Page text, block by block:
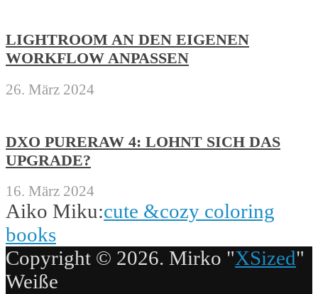
LIGHTROOM AN DEN EIGENEN
WORKFLOW ANPASSEN
26. März 2024
DXO PURERAW 4: LOHNT SICH DAS
UPGRADE?
16. März 2024
Aiko Miku:cute &cozy coloring
books
Copyright © 2026. Mirko "XSized"
Weiße